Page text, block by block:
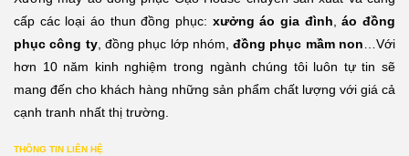
cấp các loại áo thun đồng phục: xưởng áo gia đình ,áo đồng
phục công ty, đồng phục lớp nhóm,đồng phục mầm non …Với
hơn 10 năm kinh nghiệm trong ngành chúng tôi luôn tự tin sẽ
mang đến cho khách hàng những sản phẩm chất lượng với giá cả
cạnh tranh nhất thị trường.
THÔNG TIN LIÊN HỆ